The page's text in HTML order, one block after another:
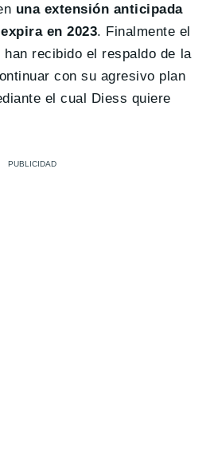
una extensión anticipada
en 2023. Finalmente el
recibido el respaldo de la
con su agresivo plan
el cual Diess quiere